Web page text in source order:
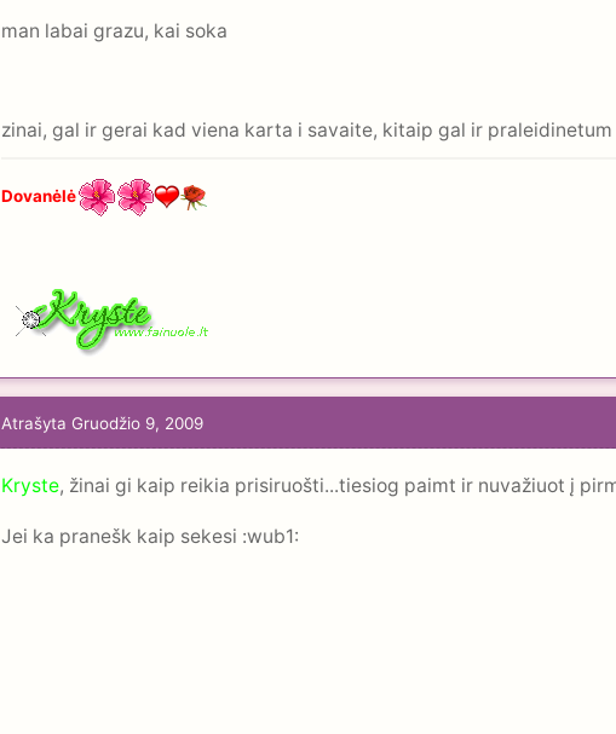
man labai grazu, kai soka
zinai, gal ir gerai kad viena karta i savaite, kitaip gal ir praleidinetum
Dovanėlė
Atrašyta Gruodžio 9, 2009
Kryste, žinai gi kaip reikia prisiruošti...tiesiog paimt ir nuvažiuot į
Jei ka pranešk kaip sekesi :wub1: